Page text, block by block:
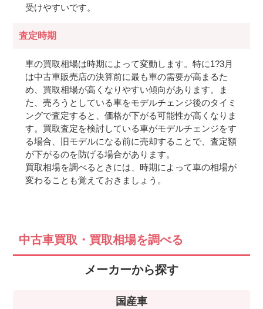
受けやすいです。
査定時期
車の買取相場は時期によって変動します。特に1?3月
は中古車販売店の決算前に最も車の需要が高まるた
め、買取相場が高くなりやすい傾向があります。ま
た、売ろうとしている車をモデルチェンジ後のタイミ
ングで査定すると、価格が下がる可能性が高くなりま
す。買取査定を検討している車がモデルチェンジをす
る場合、旧モデルになる前に売却することで、査定額
が下がるのを防げる場合があります。
買取相場を調べるときには、時期によって車の相場が
変わることも覚えておきましょう。
中古車買取・買取相場を調べる
メーカーから探す
国産車